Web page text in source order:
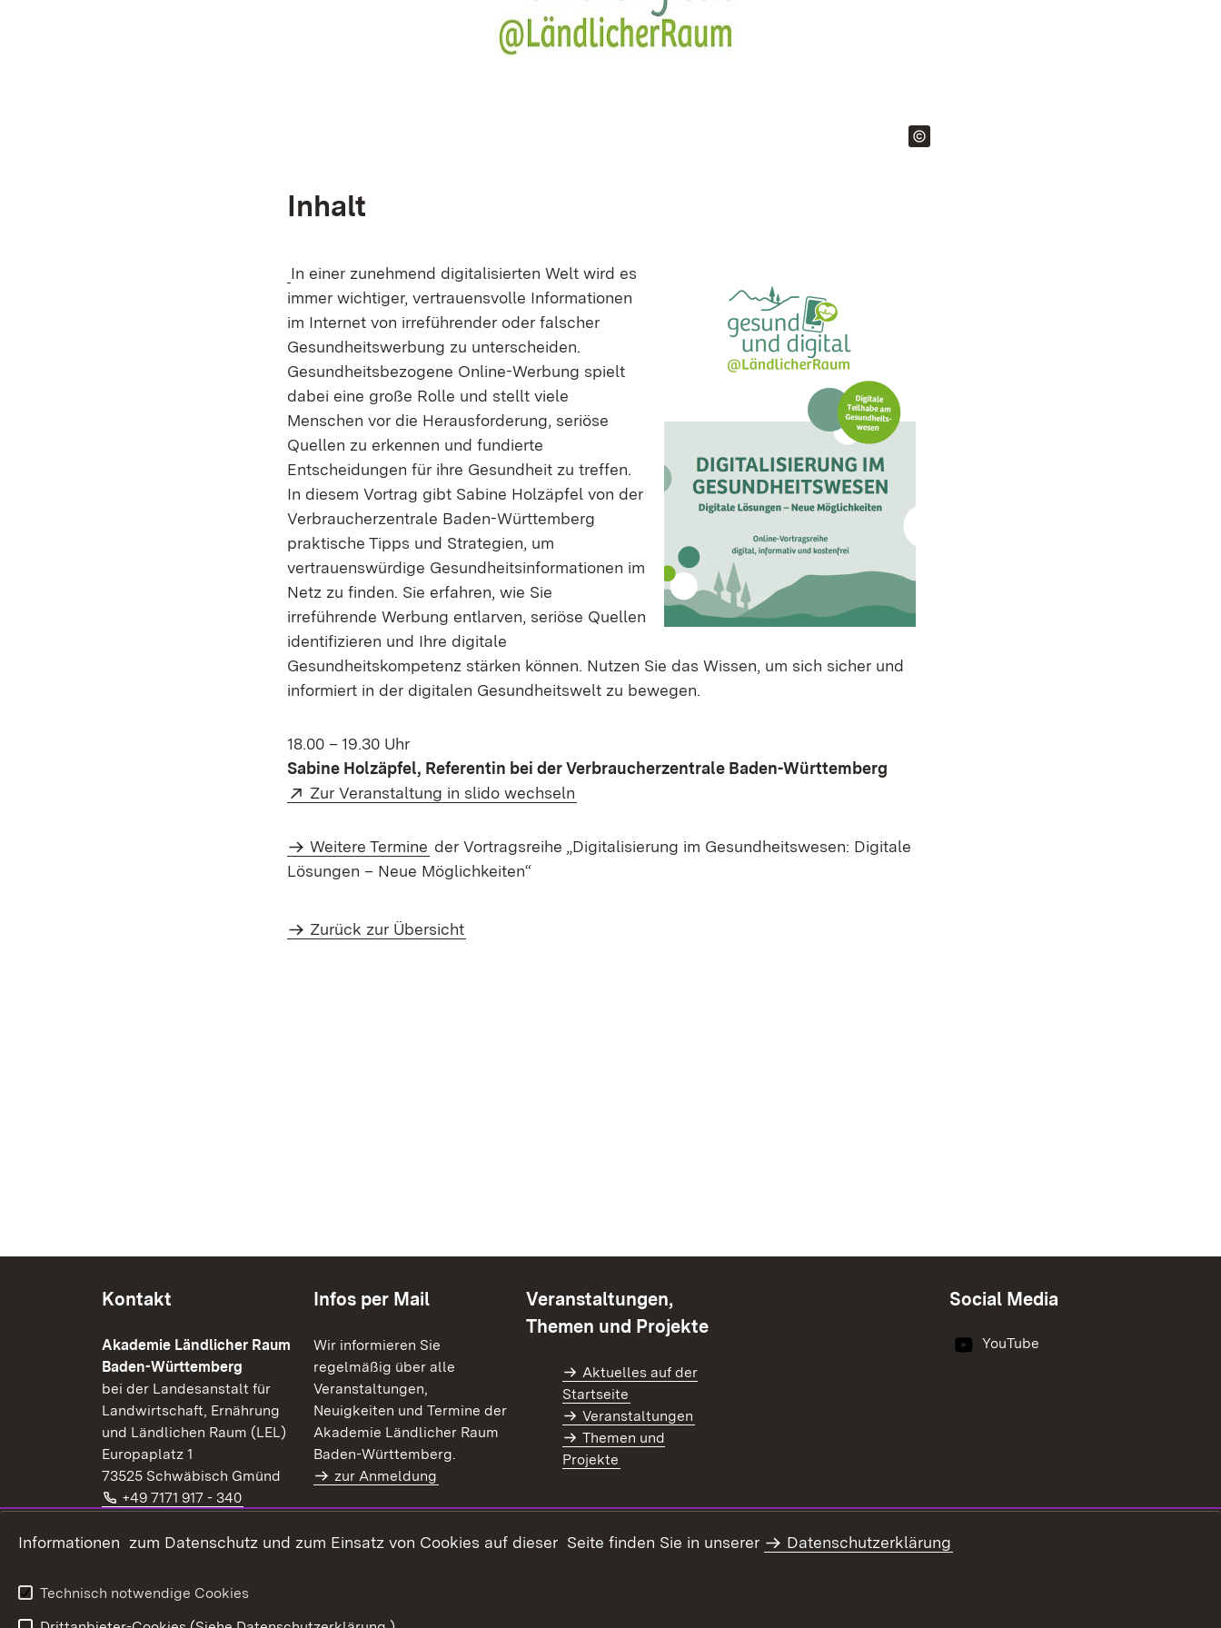
Inhalt
In einer zunehmend digitalisierten Welt wird es
immer wichtiger, vertrauensvolle Informationen
im Internet von irreführender oder falscher
Gesundheitswerbung zu unterscheiden.
Gesundheitsbezogene Online-Werbung spielt
dabei eine große Rolle und stellt viele
Menschen vor die Herausforderung, seriöse
Quellen zu erkennen und fundierte
Entscheidungen für ihre Gesundheit zu treffen.
In diesem Vortrag gibt Sabine Holzäpfel von der
Verbraucherzentrale Baden-Württemberg
praktische Tipps und Strategien, um
vertrauenswürdige Gesundheitsinformationen im
Netz zu finden. Sie erfahren, wie Sie
irreführende Werbung entlarven, seriöse Quellen
identifizieren und Ihre digitale
Gesundheitskompetenz stärken können. Nutzen Sie das Wissen, um sich sicher und
informiert in der digitalen Gesundheitswelt zu bewegen.
18.00 – 19.30 Uhr
Sabine Holzäpfel, Referentin bei der Verbraucherzentrale Baden-Württemberg
Extern:
Zur Veranstaltung in slido wechseln
Weitere Termine der Vortragsreihe „Digitalisierung im Gesundheitswesen: Digitale
Lösungen – Neue Möglichkeiten“
Zurück zur Übersicht
Kontakt
Akademie Ländlicher Raum
Baden-Württemberg
bei der Landesanstalt für
Landwirtschaft, Ernährung
und Ländlichen Raum (LEL)
Europaplatz 1
73525 Schwäbisch Gmünd
Telefon:
+49 7171 917 - 340
E-Mail:
(Öffnet in neuem Fenster)
Extern:
www.alr-bw.de(Öffnet in neuem Fenster)
Infos per Mail
Wir informieren Sie
regelmäßig über alle
Veranstaltungen,
Neuigkeiten und Termine der
Akademie Ländlicher Raum
Baden-Württemberg.
zur Anmeldung
Veranstaltungen,
Themen und Projekte
Aktuelles auf der
Startseite
Veranstaltungen
Themen und
Projekte
Social Media
YouTube
Informationen zum Datenschutz und zum Einsatz von Cookies auf dieser Seite finden Sie in unserer Datenschutzerklärung
Technisch notwendige Cookies